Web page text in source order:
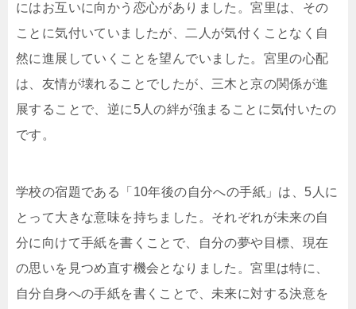
にはお互いに向かう恋心がありました。宮里は、その
ことに気付いていましたが、二人が気付くことなく自
然に進展していくことを望んでいました。宮里の心配
は、友情が壊れることでしたが、三木と京の関係が進
展することで、逆に5人の絆が強まることに気付いたの
です。
学校の宿題である「10年後の自分への手紙」は、5人に
とって大きな意味を持ちました。それぞれが未来の自
分に向けて手紙を書くことで、自分の夢や目標、現在
の思いを見つめ直す機会となりました。宮里は特に、
自分自身への手紙を書くことで、未来に対する決意を